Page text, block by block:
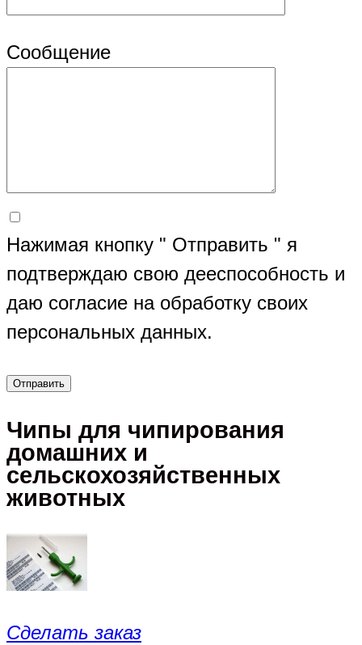
Сообщение
Нажимая кнопку " Отправить " я
подтверждаю свою дееспособность и
даю согласие на обработку своих
персональных данных.
Чипы для чипирования
домашних и
сельскохозяйственных
животных
Сделать заказ